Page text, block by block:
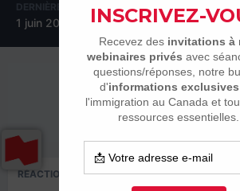
DERNIÈRE VISITE
1 juin 2020
RÉPUTATION SUR LA
0
Neutre
RÉACTIONS DONNÉES